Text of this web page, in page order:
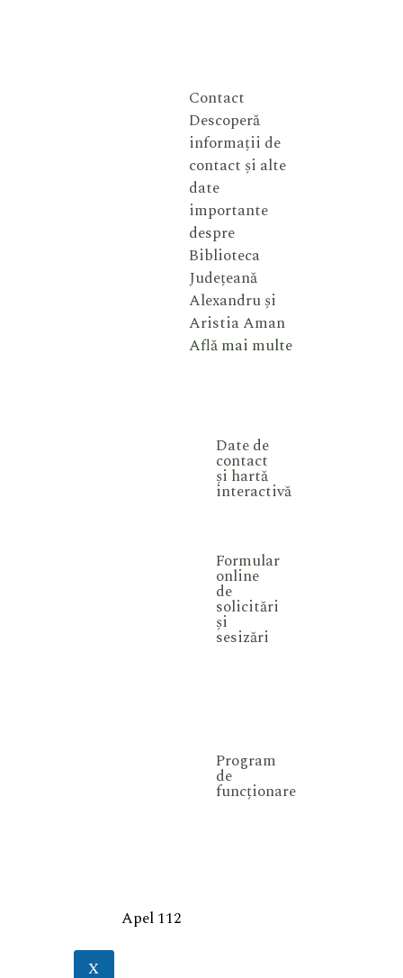
Contact
Descoperă
informații de
contact și alte
date
importante
despre
Biblioteca
Județeană
Alexandru și
Aristia Aman
Află mai multe
Date de
contact
și hartă
interactivă
Formular
online
de
solicitări
și
sesizări
Program
de
funcționare
Apel 112
X